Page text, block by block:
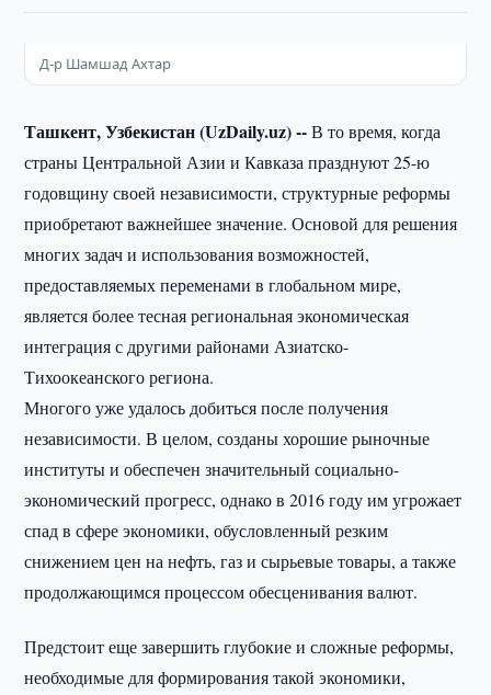
Д-р Шамшад Ахтар
Ташкент, Узбекистан (UzDaily.uz) --В то время, когда
страны Центральной Азии и Кавказа празднуют 25-ю
годовщину своей независимости, структурные реформы
приобретают важнейшее значение. Основой для решения
многих задач и использования возможностей,
предоставляемых переменами в глобальном мире,
является более тесная региональная экономическая
интеграция с другими районами Азиатско-
Тихоокеанского региона.
Многого уже удалось добиться после получения
независимости. В целом, созданы хорошие рыночные
институты и обеспечен значительный социально-
экономический прогресс, однако в 2016 году им угрожает
спад в сфере экономики, обусловленный резким
снижением цен на нефть, газ и сырьевые товары, а также
продолжающимся процессом обесценивания валют.
Предстоит еще завершить глубокие и сложные реформы,
необходимые для формирования такой экономики,